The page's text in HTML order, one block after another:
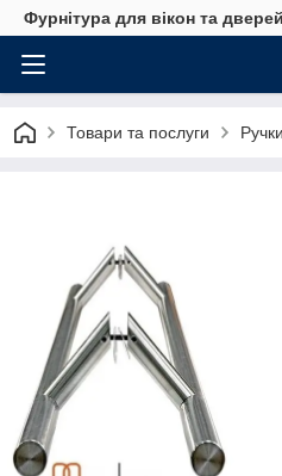
Фурнітура для вікон та дверей
Товари та послуги